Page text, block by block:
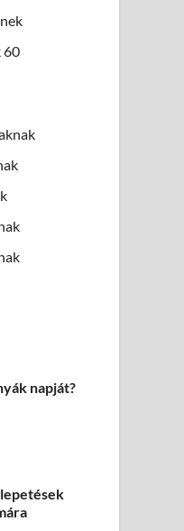
60
napját?